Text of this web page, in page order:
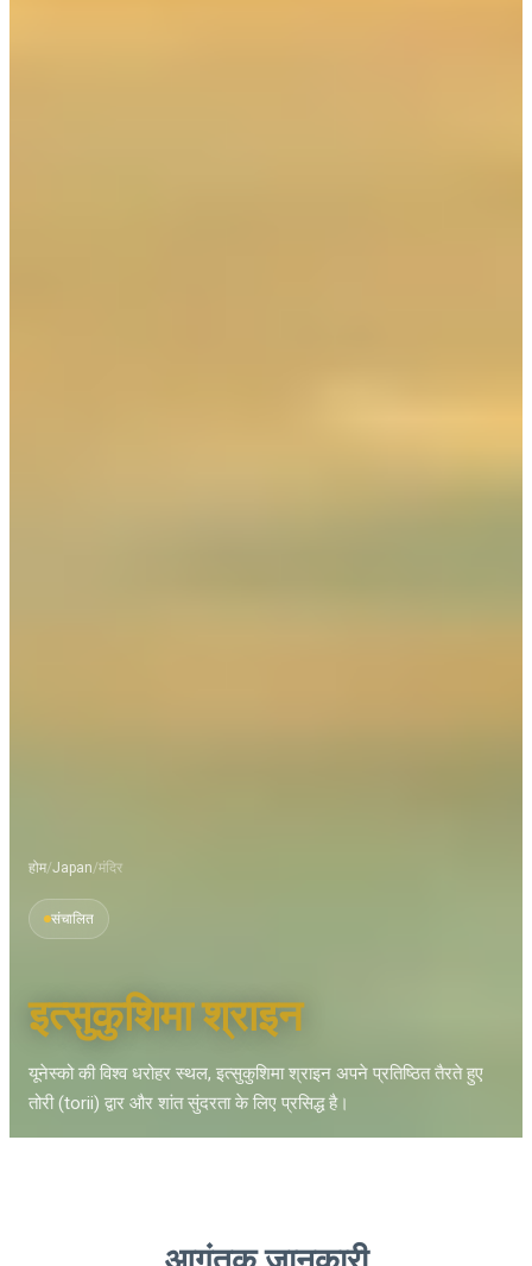
होम/Japan/मंदिर
संचालित
इत्सुकुशिमा श्राइन
यूनेस्को की विश्व धरोहर स्थल, इत्सुकुशिमा श्राइन अपने प्रतिष्ठित तैरते हुए
तोरी (torii) द्वार और शांत सुंदरता के लिए प्रसिद्ध है।